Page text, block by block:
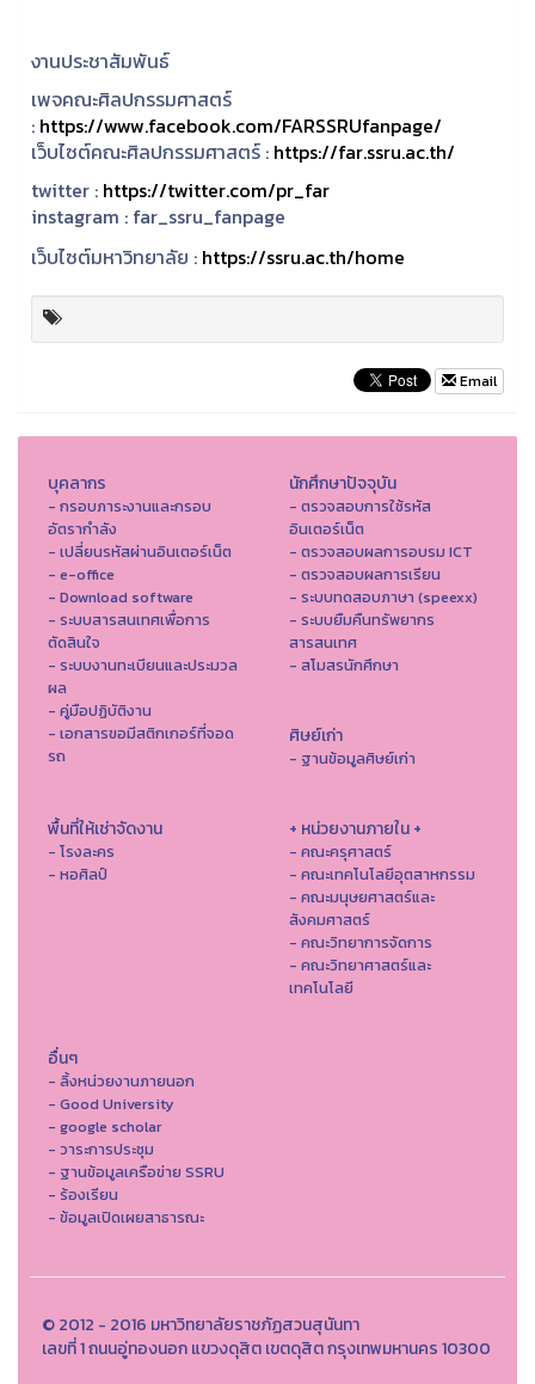
งานประชาสัมพันธ์
เพจคณะศิลปกรรมศาสตร์
: https://www.facebook.com/FARSSRUfanpage/
เว็บไซต์คณะศิลปกรรมศาสตร์ : https://far.ssru.ac.th/
twitter : https://twitter.com/pr_far
instagram : far_ssru_fanpage
เว็บไซต์มหาวิทยาลัย : https://ssru.ac.th/home
Email
บุคลากร
- กรอบภาระงานและกรอบ
อัตรากำลัง
- เปลี่ยนรหัสผ่านอินเตอร์เน็ต
- e-office
- Download software
- ระบบสารสนเทศเพื่อการ
ตัดสินใจ
- ระบบงานทะเบียนและประมวล
ผล
- คู่มือปฏิบัติงาน
- เอกสารขอมีสติกเกอร์ที่จอด
รถ
นักศึกษาปัจจุบัน
- ตรวจสอบการใช้รหัส
อินเตอร์เน็ต
- ตรวจสอบผลการอบรม ICT
- ตรวจสอบผลการเรียน
- ระบบทดสอบภาษา (speexx)
- ระบบยืมคืนทรัพยากร
สารสนเทศ
- สโมสรนักศึกษา
ศิษย์เก่า
- ฐานข้อมูลศิษย์เก่า
พื้นที่ให้เช่าจัดงาน
- โรงละคร
- หอศิลป์
+ หน่วยงานภายใน +
- คณะครุศาสตร์
- คณะเทคโนโลยีอุตสาหกรรม
- คณะมนุษยศาสตร์และ
สังคมศาสตร์
- คณะวิทยาการจัดการ
- คณะวิทยาศาสตร์และ
เทคโนโลยี
อื่นๆ
- ลิ้งหน่วยงานภายนอก
- Good University
- google scholar
- วาระการประชุม
- ฐานข้อมูลเครือข่าย SSRU
- ร้องเรียน
- ข้อมูลเปิดเผยสาธารณะ
© 2012 - 2016 มหาวิทยาลัยราชภัฏสวนสุนันทา
เลขที่ 1 ถนนอู่ทองนอก แขวงดุสิต เขตดุสิต กรุงเทพมหานคร 10300